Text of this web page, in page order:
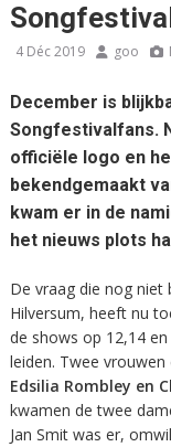
4 Déc 2019 goo
December is
Songfestivalfans.
officiële logo en
bekendgemaakt
kwam er in de
het nieuws plots
De vraag die nog
Hilversum, heeft nu
de shows op 12,14
leiden. Twee
Edsilia Rombley en
kwamen de twee
Jan Smit was er,